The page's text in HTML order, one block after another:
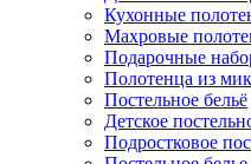
Кухонные
Махровые
Подарочные
Полотенца из
Постельное бельё
Детское
Подростковое